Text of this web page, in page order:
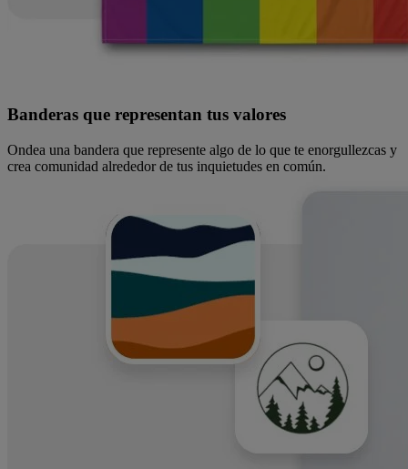
Banderas que representan tus valores
Ondea una bandera que represente algo de lo que te enorgullezcas y
crea comunidad alrededor de tus inquietudes en común.